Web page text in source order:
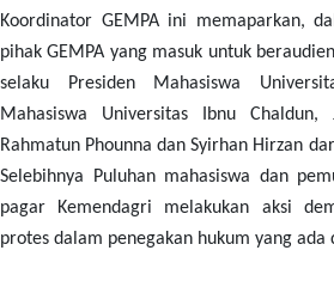
Koordinator GEMPA ini memaparkan,
pihak GEMPA yang masuk untuk
selaku Presiden Mahasiswa
Mahasiswa Universitas Ibnu Chaldun,
Rahmatun Phounna dan Syirhan Hirzan
Selebihnya Puluhan mahasiswa dan
pagar Kemendagri melakukan aksi
protes dalam penegakan hukum yang ada